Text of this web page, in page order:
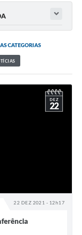
CATEGORIAS
22 DEZ 2021 - 12h17
DEZ
22